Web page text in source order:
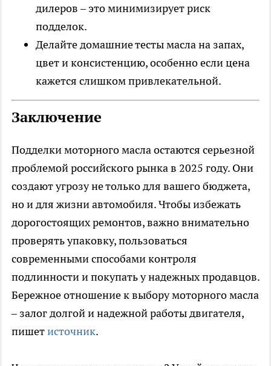
дилеров – это минимизирует риск
подделок.
Делайте домашние тесты масла на запах,
цвет и консистенцию, особенно если цена
кажется слишком привлекательной.
Заключение
Подделки моторного масла остаются серьезной
проблемой российского рынка в 2025 году. Они
создают угрозу не только для вашего бюджета,
но и для жизни автомобиля. Чтобы избежать
дорогостоящих ремонтов, важно внимательно
проверять упаковку, пользоваться
современными способами контроля
подлинности и покупать у надежных продавцов.
Бережное отношение к выбору моторного масла
– залог долгой и надежной работы двигателя,
пишетисточник.